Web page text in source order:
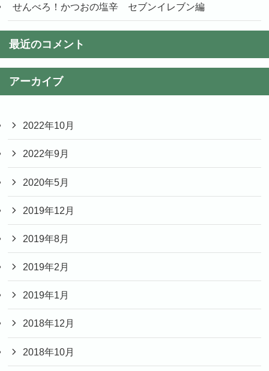
せんべろ！かつおの塩辛 セブンイレブン編
最近のコメント
アーカイブ
2022年10月
2022年9月
2020年5月
2019年12月
2019年8月
2019年2月
2019年1月
2018年12月
2018年10月